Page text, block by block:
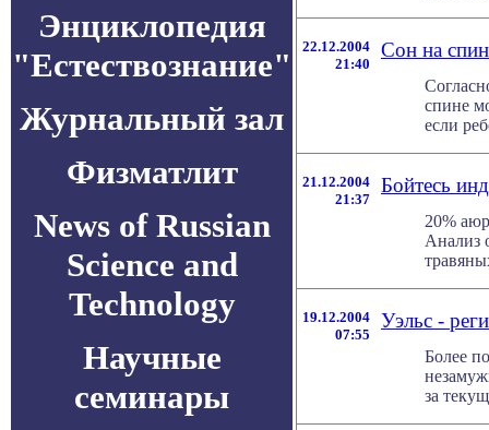
Энциклопедия
"Естествознание"
Журнальный зал
Физматлит
News of Russian
Science and
Technology
Научные
семинары
22.12.2004
21:40
Cон на
спине
если
21.12.2004
21:37
Бойтесь
20%
Анализ
19.12.2004
07:55
Уэльс -
Более
за